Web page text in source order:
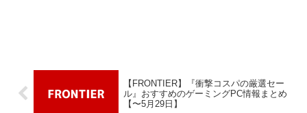
【FRONTIER】『衝撃コスパの厳選セー
ル』おすすめのゲーミングPC情報まとめ
【〜5月29日】